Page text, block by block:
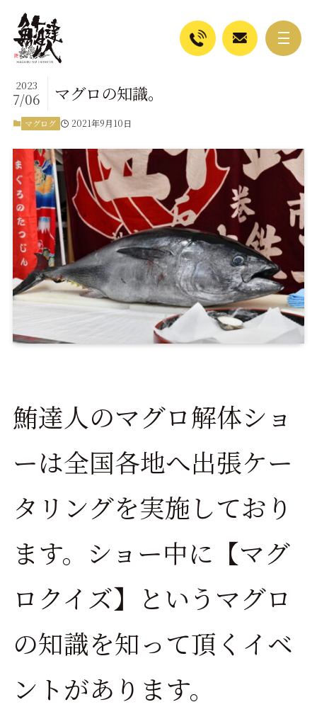
マグロの知識。
2023
7/06
マグログ 2021年9月10日
鮪達人のマグロ解体ショ
ーは全国各地へ出張ケー
タリングを実施しており
ます。ショー中に【マグ
ロクイズ】というマグロ
の知識を知って頂くイベ
ントがあります。